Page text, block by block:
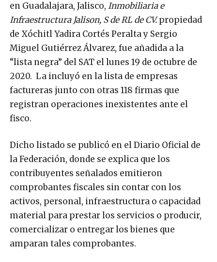
en Guadalajara, Jalisco, Inmobiliaria e
Infraestructura Jalison, S de RL de CV.propiedad
de Xóchitl Yadira Cortés Peralta y Sergio
Miguel Gutiérrez Álvarez, fue añadida a la
“lista negra” del SAT el lunes 19 de octubre de
2020. La incluyó en la lista de empresas
factureras junto con otras 118 firmas que
registran operaciones inexistentes ante el
fisco.
Dicho listado se publicó en el Diario Oficial de
la Federación, donde se explica que los
contribuyentes señalados emitieron
comprobantes fiscales sin contar con los
activos, personal, infraestructura o capacidad
material para prestar los servicios o producir,
comercializar o entregar los bienes que
amparan tales comprobantes.